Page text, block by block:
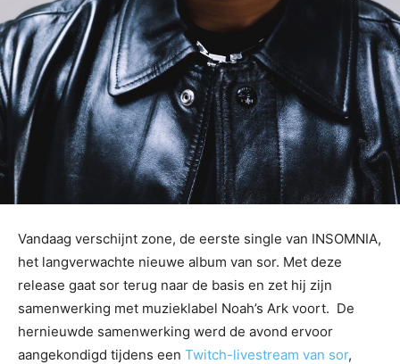
Vandaag verschijnt zone, de eerste single van INSOMNIA,
het langverwachte nieuwe album van sor. Met deze
release gaat sor terug naar de basis en zet hij zijn
samenwerking met muzieklabel Noah’s Ark voort. De
hernieuwde samenwerking werd de avond ervoor
aangekondigd tijdens een Twitch-livestream van sor,